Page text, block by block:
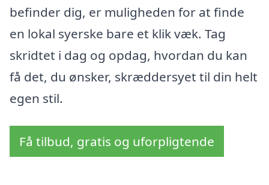
befinder dig, er muligheden for at finde
en lokal syerske bare et klik væk. Tag
skridtet i dag og opdag, hvordan du kan
få det, du ønsker, skræddersyet til din helt
egen stil.
Få tilbud, gratis og uforpligtende